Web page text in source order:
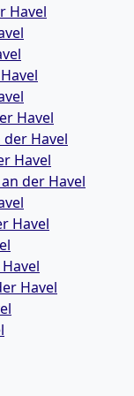
Havel
Havel
Havel
Havel
der Havel
Havel
Havel